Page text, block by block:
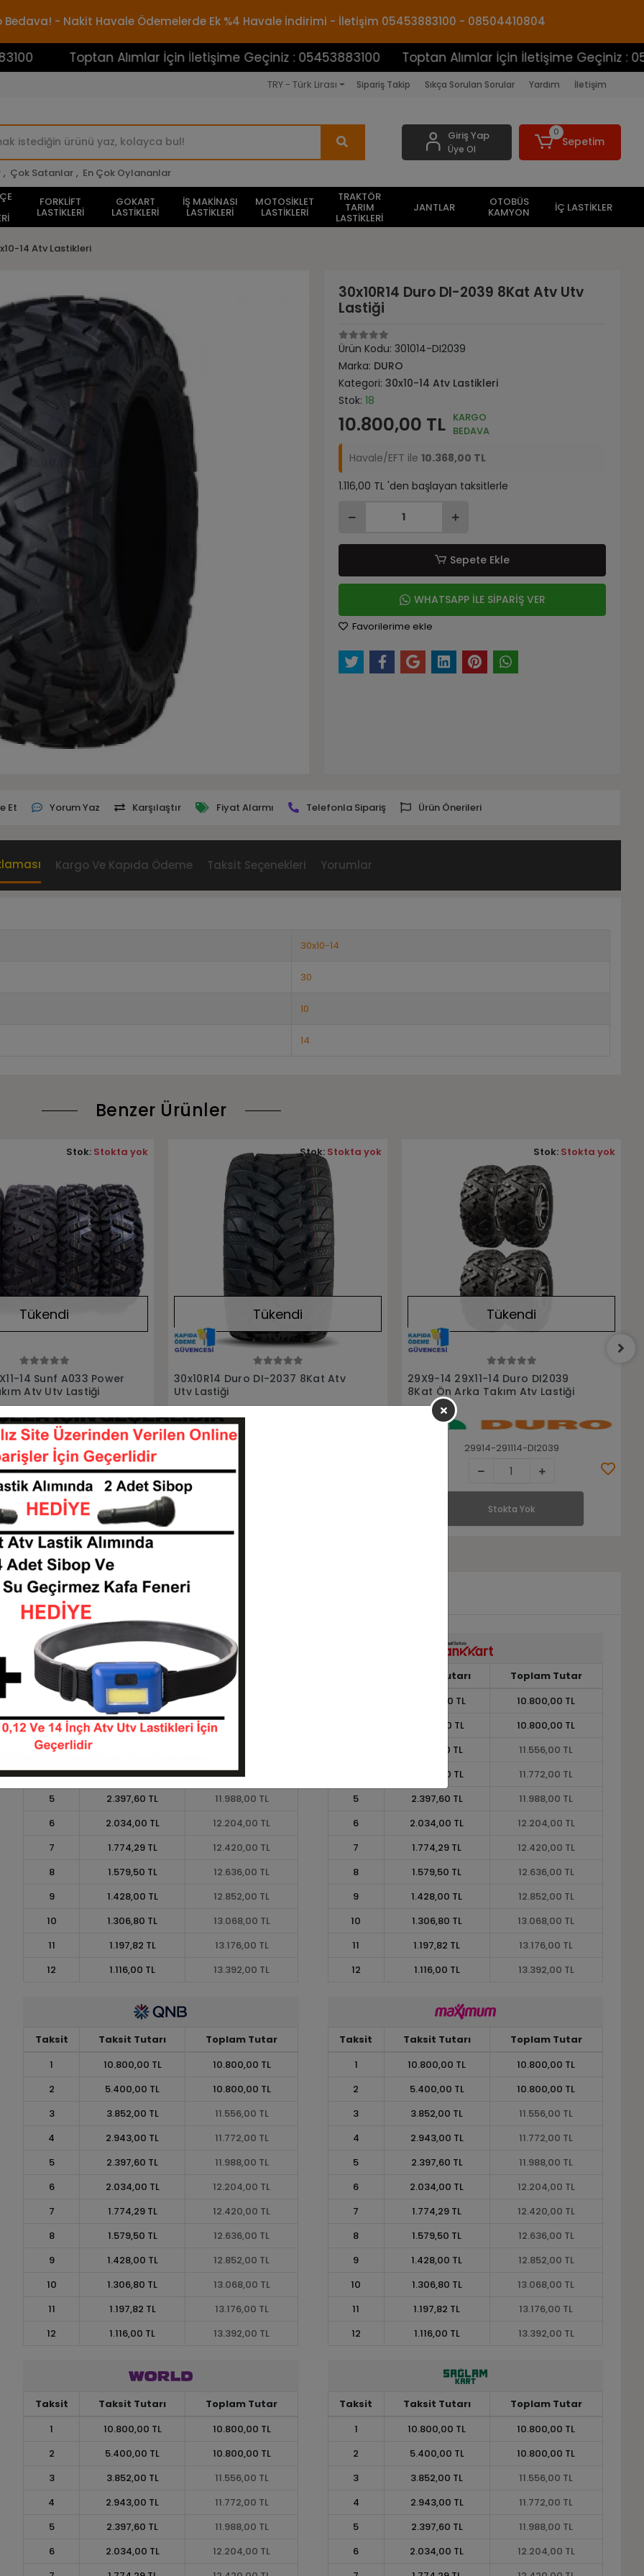
Bedava! - Nakit Havale Ödemelerde Ek %4 Havale İndirimi - İletişim 05453883100 - 08504410804
Toptan Alımlar İçin İletişime Geçiniz : 05453883100 Toptan Alımlar İçin İletişime Geçiniz :
TRY - Türk Lirası Sipariş Takip Sıkça Sorulan Sorular Yardım İletişim
, Çok Satanlar , En Çok Oylananlar
Giriş Yap
Üye Ol
0
Sepetim
FORKLİFT
LASTİKLERİ
GOKART
LASTİKLERİ
İŞ MAKİNASI
LASTİKLERİ
MOTOSİKLET
LASTİKLERİ
TRAKTÖR
TARIM
LASTİKLERİ
JANTLAR OTOBÜS
KAMYON İÇ LASTİKLER
14 Atv Lastikleri
30x10R14 Duro DI-2039 8Kat Atv Utv
Lastiği
Ürün Kodu:301014-DI2039
Marka: DURO
Kategori:30x10-14 Atv Lastikleri
Stok:18
10.800,00 TL KARGO
BEDAVA
Havale/EFT ile10.368,00 TL
1.116,00 TL 'den başlayan taksitlerle
Sepete Ekle
WHATSAPP İLE SİPARİŞ VER
Favorilerime ekle
Et Yorum Yaz Karşılaştır Fiyat Alarmı Telefonla Sipariş Ürün Önerileri
Kargo Ve Kapıda Ödeme Taksit Seçenekleri Yorumlar
30x10-14
30
10
14
Benzer Ürünler
Yok
Tükendi
DI-2037 8Kat Atv
301014-DI2037
Stok: Stokta yok
Stokta Yok
Stokta Yok
Tükendi
29X9-14 29X11-14 Duro DI2039
8Kat Ön Arka Takım Atv Lastiği
Stok: Stokta yok
Stokta Yok
Tükendi
30x10R14 Wanda P3048 8PR Ön
Arka Takım Atv Utv Lastiği
SETA-301014-P3048
Stok: Stokta yok
Stokta Yok
Taksit Taksit Tutarı
Toplam Tutar
10.800,00 TL
2
5.400,00 TL
10.800,00 TL
3
4
2.943,00 TL
11.772,00 TL
5
2.397,60 TL
11.988,00 TL
6
2.034,00 TL
12.204,00 TL
7
1.774,29 TL
12.420,00 TL
8
1.579,50 TL
12.636,00 TL
9
1.428,00 TL
12.852,00 TL
10
1.306,80 TL
13.068,00 TL
11
1.197,82 TL
13.176,00 TL
12
1.116,00 TL 13.392,00 TL
Taksit Tutarı
Toplam Tutar
10.800,00 TL
10.800,00 TL
5.400,00 TL
10.800,00 TL
3.852,00 TL
11.556,00 TL
2.943,00 TL
11.772,00 TL
5
2.397,60 TL
11.988,00 TL
6
2.034,00 TL
12.204,00 TL
7
1.774,29 TL
12.420,00 TL
8
1.579,50 TL
12.636,00 TL
9
1.428,00 TL
12.852,00 TL
10
1.306,80 TL
13.068,00 TL
11
1.197,82 TL
13.176,00 TL
12
1.116,00 TL 13.392,00 TL
Taksit Taksit Tutarı
Toplam Tutar
1
10.800,00 TL
10.800,00 TL
2
5.400,00 TL
10.800,00 TL
3
3.852,00 TL
11.556,00 TL
4
2.943,00 TL
11.772,00 TL
5
2.397,60 TL
11.988,00 TL
6
2.034,00 TL
12.204,00 TL
7
1.774,29 TL
12.420,00 TL
8
1.579,50 TL
12.636,00 TL
9
1.428,00 TL
12.852,00 TL
10
1.306,80 TL
13.068,00 TL
11
1.197,82 TL
13.176,00 TL
12
1.116,00 TL 13.392,00 TL
Taksit Taksit Tutarı
Toplam Tutar
1
10.800,00 TL
10.800,00 TL
2
5.400,00 TL
10.800,00 TL
3
3.852,00 TL
11.556,00 TL
4
2.943,00 TL
11.772,00 TL
5
2.397,60 TL
11.988,00 TL
6
2.034,00 TL
12.204,00 TL
7
1.774,29 TL
12.420,00 TL
8
1.579,50 TL
12.636,00 TL
9
1.428,00 TL
12.852,00 TL
10
1.306,80 TL
13.068,00 TL
11
1.197,82 TL
13.176,00 TL
12
1.116,00 TL 13.392,00 TL
Taksit Taksit Tutarı
Toplam Tutar
1
10.800,00 TL
10.800,00 TL
2
5.400,00 TL
10.800,00 TL
3
3.852,00 TL
11.556,00 TL
4
2.943,00 TL
11.772,00 TL
5
2.397,60 TL
11.988,00 TL
6
2.034,00 TL
12.204,00 TL
Taksit Taksit Tutarı
Toplam Tutar
1
10.800,00 TL
10.800,00 TL
2
5.400,00 TL
10.800,00 TL
3
3.852,00 TL
11.556,00 TL
4
2.943,00 TL
11.772,00 TL
5
2.397,60 TL
11.988,00 TL
6
2.034,00 TL
12.204,00 TL